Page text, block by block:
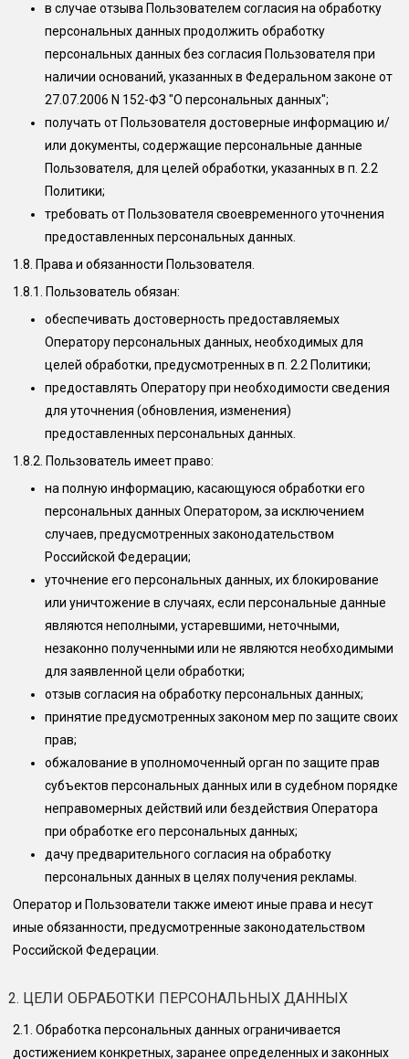
в случае отзыва Пользователем согласия на обработку
персональных данных продолжить обработку
персональных данных без согласия Пользователя при
наличии оснований, указанных в Федеральном законе от
27.07.2006 N 152-ФЗ "О персональных данных";
получать от Пользователя достоверные информацию и/
или документы, содержащие персональные данные
Пользователя, для целей обработки, указанных в п. 2.2
Политики;
требовать от Пользователя своевременного уточнения
предоставленных персональных данных.
1.8. Права и обязанности Пользователя.
1.8.1. Пользователь обязан:
обеспечивать достоверность предоставляемых
Оператору персональных данных, необходимых для
целей обработки, предусмотренных в п. 2.2 Политики;
предоставлять Оператору при необходимости сведения
для уточнения (обновления, изменения)
предоставленных персональных данных.
1.8.2. Пользователь имеет право:
на полную информацию, касающуюся обработки его
персональных данных Оператором, за исключением
случаев, предусмотренных законодательством
Российской Федерации;
уточнение его персональных данных, их блокирование
или уничтожение в случаях, если персональные данные
являются неполными, устаревшими, неточными,
незаконно полученными или не являются необходимыми
для заявленной цели обработки;
отзыв согласия на обработку персональных данных;
принятие предусмотренных законом мер по защите своих
прав;
обжалование в уполномоченный орган по защите прав
субъектов персональных данных или в судебном порядке
неправомерных действий или бездействия Оператора
при обработке его персональных данных;
дачу предварительного согласия на обработку
персональных данных в целях получения рекламы.
Оператор и Пользователи также имеют иные права и несут
иные обязанности, предусмотренные законодательством
Российской Федерации.
2. ЦЕЛИ ОБРАБОТКИ ПЕРСОНАЛЬНЫХ ДАННЫХ
2.1. Обработка персональных данных ограничивается
достижением конкретных, заранее определенных и законных